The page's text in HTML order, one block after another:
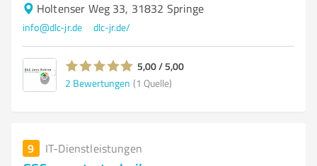
Holtenser Weg 33, 31832 Springe
info@dlc-jr.de dlc-jr.de/
5,00 / 5,00
2 Bewertungen (1 Quelle)
9 IT-Dienstleistungen